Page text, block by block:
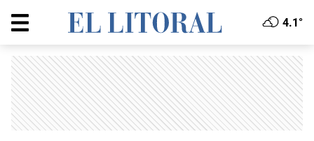
4.1°